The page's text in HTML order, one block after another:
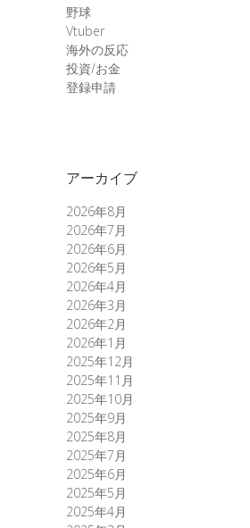
野球
Vtuber
海外の反応
投資/お金
登録申請
アーカイブ
2026年8月
2026年7月
2026年6月
2026年5月
2026年4月
2026年3月
2026年2月
2026年1月
2025年12月
2025年11月
2025年10月
2025年9月
2025年8月
2025年7月
2025年6月
2025年5月
2025年4月